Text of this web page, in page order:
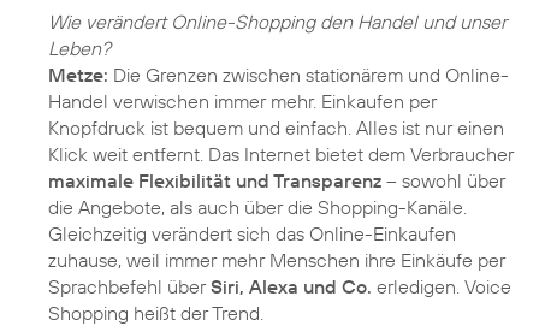
Wie verändert Online-Shopping den Handel und unser
Leben?
Metze: Die Grenzen zwischen stationärem und Online-
Handel verwischen immer mehr. Einkaufen per
Knopfdruck ist bequem und einfach. Alles ist nur einen
Klick weit entfernt. Das Internet bietet dem Verbraucher
maximale Flexibilität und Transparenz – sowohl über
die Angebote, als auch über die Shopping-Kanäle.
Gleichzeitig verändert sich das Online-Einkaufen
zuhause, weil immer mehr Menschen ihre Einkäufe per
Sprachbefehl überSiri, Alexa und Co. erledigen. Voice
Shopping heißt der Trend.